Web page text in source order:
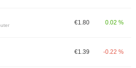
€1.80 0.02 %
€1.39 -0.22 %